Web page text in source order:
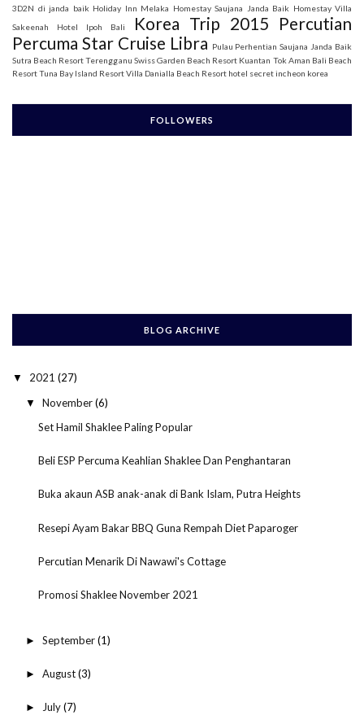
3D2N di janda baik Holiday Inn Melaka Homestay Saujana Janda Baik Homestay Villa
Sakeenah
Hotel Ipoh Bali Korea Trip 2015 Percutian
Percuma Star Cruise Libra Pulau Perhentian Saujana Janda Baik
Sutra Beach Resort Terengganu Swiss Garden Beach Resort Kuantan Tok Aman Bali Beach
ResortTuna Bay Island ResortVilla Danialla Beach Resort hotel secret incheon korea
FOLLOWERS
BLOG ARCHIVE
▼ 2021 (27)
▼ November(6)
Set Hamil Shaklee Paling Popular
Beli ESP Percuma Keahlian Shaklee Dan Penghantaran
Buka akaun ASB anak-anak di Bank Islam, Putra Heights
Resepi Ayam Bakar BBQ Guna Rempah Diet Paparoger
Percutian Menarik Di Nawawi's Cottage
Promosi Shaklee November 2021
► September(1)
► August(3)
► July(7)